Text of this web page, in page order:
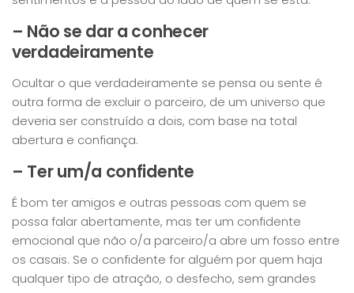
– Não se dar a conhecer
verdadeiramente
Ocultar o que verdadeiramente se pensa ou sente é
outra forma de excluir o parceiro, de um universo que
deveria ser construído a dois, com base na total
abertura e confiança.
– Ter um/a confidente
É bom ter amigos e outras pessoas com quem se
possa falar abertamente, mas ter um confidente
emocional que não o/a parceiro/a abre um fosso entre
os casais. Se o confidente for alguém por quem haja
qualquer tipo de atração, o desfecho, sem grandes